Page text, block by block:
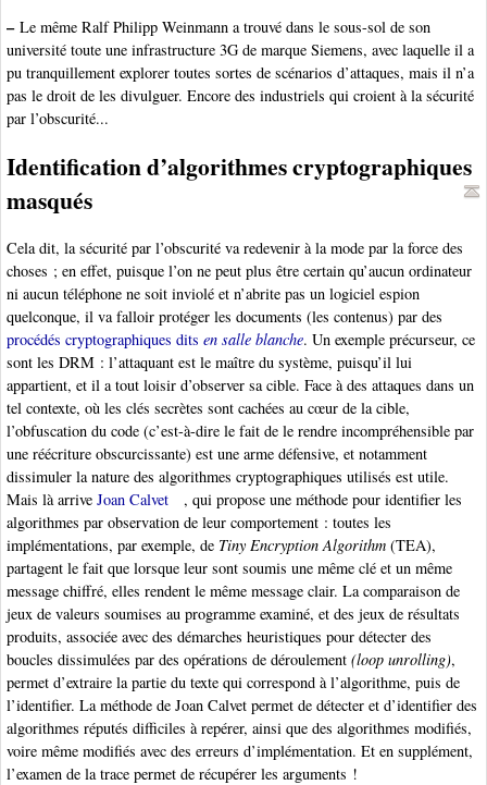
–Le même Ralf Philipp Weinmann a trouvé dans le sous-sol de son
université toute une infrastructure 3G de marque Siemens, avec laquelle il a
pu tranquillement explorer toutes sortes de scénarios d’attaques, mais il n’a
pas le droit de les divulguer. Encore des industriels qui croient à la sécurité
par l’obscurité...
Identification d’algorithmes cryptographiques
masqués
Cela dit, la sécurité par l’obscurité va redevenir à la mode par la force des
choses ; en effet, puisque l’on ne peut plus être certain qu’aucun ordinateur
ni aucun téléphone ne soit inviolé et n’abrite pas un logiciel espion
quelconque, il va falloir protéger les documents (les contenus) par des
procédés cryptographiques dits en salle blanche. Un exemple précurseur, ce
sont les DRM : l’attaquant est le maître du système, puisqu’il lui
appartient, et il a tout loisir d’observer sa cible. Face à des attaques dans un
tel contexte, où les clés secrètes sont cachées au cœur de la cible,
l’obfuscation du code (c’est-à-dire le fait de le rendre incompréhensible par
une réécriture obscurcissante) est une arme défensive, et notamment
dissimuler la nature des algorithmes cryptographiques utilisés est utile.
Mais là arrive Joan Calvet
, qui propose une méthode pour identifier les
algorithmes par observation de leur comportement : toutes les
implémentations, par exemple, de Tiny Encryption Algorithm (TEA),
partagent le fait que lorsque leur sont soumis une même clé et un même
message chiffré, elles rendent le même message clair. La comparaison de
jeux de valeurs soumises au programme examiné, et des jeux de résultats
produits, associée avec des démarches heuristiques pour détecter des
boucles dissimulées par des opérations de déroulement (loop unrolling),
permet d’extraire la partie du texte qui correspond à l’algorithme, puis de
l’identifier. La méthode de Joan Calvet permet de détecter et d’identifier des
algorithmes réputés difficiles à repérer, ainsi que des algorithmes modifiés,
voire même modifiés avec des erreurs d’implémentation. Et en supplément,
l’examen de la trace permet de récupérer les arguments !